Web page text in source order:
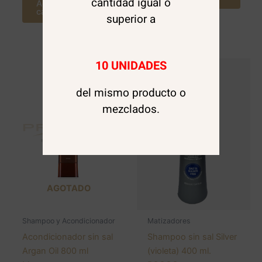
Agregar al
carrito
AGOTADO
Shampoo y Acondicionador
Acondicionador sin sal
Argan Oil 800 ml
Matizadores
Shampoo sin sal Silver
(violeta) 400 ml.
superior a
10 UNIDADES
del mismo producto o
mezclados.